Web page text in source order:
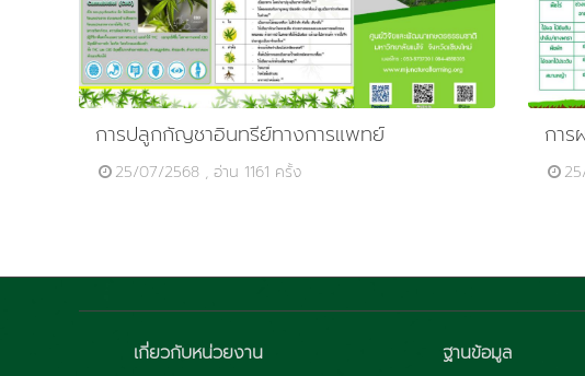
การปลูกกัญชาอินทรีย์ทางการแพทย์
25/07/2568 , อ่าน 1161 ครั้ง
กา
เกี่ยวกับหน่วยงาน ฐานข้อมูล